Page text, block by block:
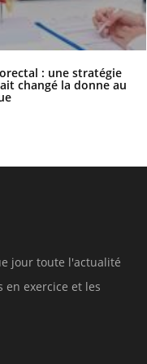
: une stratégie
changé la donne au
jour toute l'actualité
en exercice et les